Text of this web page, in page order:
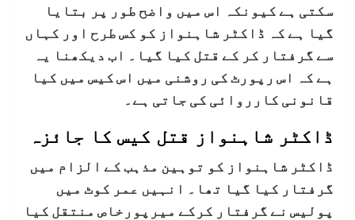
سکتی ہے کیونکہ اس میں واضح طور پر بتایا
گیا ہے کہ ڈاکٹر شاہنواز کو کس طرح اور کہاں
سے گرفتار کر کے قتل کیا گیا۔ اب دیکھنا یہ
ہے کہ اس رپورٹ کی روشنی میں اس کیس میں کیا
قانونی کارروائی کی جاتی ہے۔
ڈاکٹر شاہنواز قتل کیس کا جائزہ
ڈاکٹر شاہنواز کو توہین مذہب کے الزام میں
گرفتار کیا گیا تھا۔ انہیں عمر کوٹ میں
پولیس نے گرفتار کرکے میرپورخاص منتقل کیا